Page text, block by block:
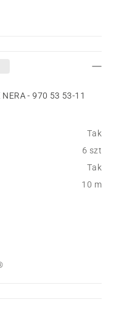
- 970 53 53‑11
Tak
6 szt
Tak
10 m